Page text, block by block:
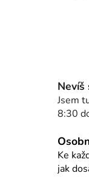
Nevíš
Jsem
8:30
Ke
jak